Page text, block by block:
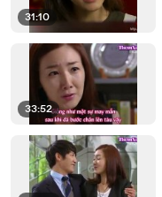
31:10
33:52